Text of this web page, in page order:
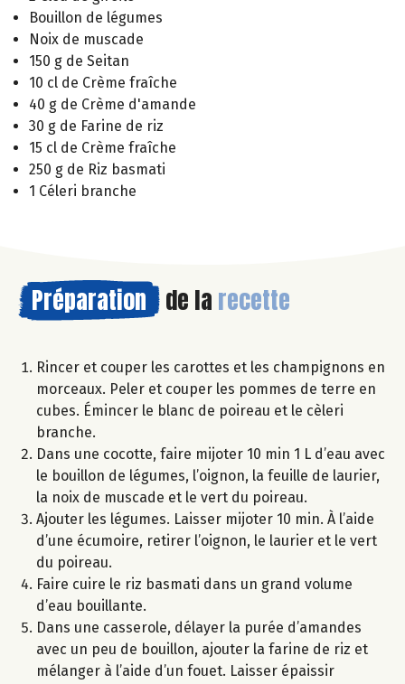
Bouillon de légumes
Noix de muscade
150 g de Seitan
10 cl de Crème fraîche
40 g de Crème d'amande
30 g de Farine de riz
15 cl de Crème fraîche
250 g de Riz basmati
1 Céleri branche
Préparation de la recette
Rincer et couper les carottes et les champignons en
morceaux. Peler et couper les pommes de terre en
cubes. Émincer le blanc de poireau et le cèleri
branche.
Dans une cocotte, faire mijoter 10 min 1 L d’eau avec
le bouillon de légumes, l’oignon, la feuille de laurier,
la noix de muscade et le vert du poireau.
Ajouter les légumes. Laisser mijoter 10 min. À l’aide
d’une écumoire, retirer l’oignon, le laurier et le vert
du poireau.
Faire cuire le riz basmati dans un grand volume
d’eau bouillante.
Dans une casserole, délayer la purée d’amandes
avec un peu de bouillon, ajouter la farine de riz et
mélanger à l’aide d’un fouet. Laisser épaissir